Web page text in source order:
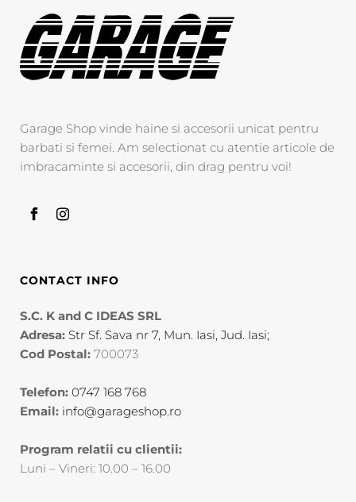
Stil
De seara
Garage Shop vinde haine si accesorii unicat pentru
barbati si femei. Am selectionat cu atentie articole de
imbracaminte si accesorii, din drag pentru voi!
CONTACT INFO
S.C. K and C IDEAS SRL
Adresa: Str Sf. Sava nr 7, Mun. Iasi, Jud. Iasi;
Cod Postal: 700073
Telefon: 0747 168 768
Email: info@garageshop.ro
Program relatii cu clientii:
Luni – Vineri: 10.00 – 16.00